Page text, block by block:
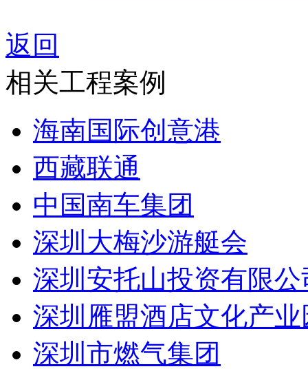
返回
相关工程案例
海南国际创意港
西藏联通
中国南车集团
深圳大梅沙游艇会
深圳安托山投资有限公
深圳雁盟酒店文化产业
深圳市燃气集团